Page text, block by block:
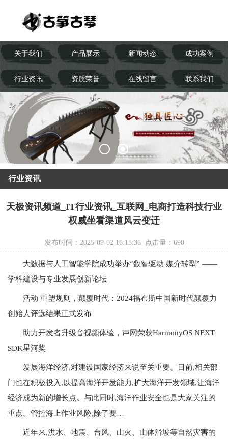
关于我们 产品展示 新闻动态 成功案例
行业资讯 资质荣誉 在线留言 联系我们
行业资讯
天极资讯频道_IT行业资讯_互联网_电商打造科技行业
权威坐看渠道风云变迁
发布时间：2025-09-02 16:15:36 点击量： 690
大数据与人工智能学院成功举办“数智驱动 媒介转型” ——
学科建设与专业发展创新论坛
活动 重塑规则，颠覆时代：2024福布斯中国新时代颠覆力
创始人评选结果正式发布
助力开发者升级音视频体验，声网荣获HarmonyOS NEXT
SDK星河奖
发展海洋经济,对建设国家经济来说至关重要。目前,相关部
门也在积极投入,以提高海洋开发能力,扩大海洋开发领域,让海洋
经济成为新的增长点。与此同时,海洋作业安全也是大家关注的
重点。管控海上作业风险,除了要…
近年来,洪水、地震、台风、山火、山体滑坡等自然灾害的